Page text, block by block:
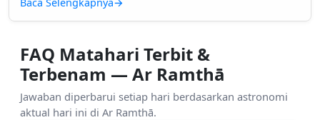
FAQ Matahari Terbit &
Terbenam — Ar Ramthā
Jawaban diperbarui setiap hari berdasarkan astronomi
aktual hari ini di Ar Ramthā.